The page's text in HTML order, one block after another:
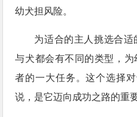
幼犬担风险。
为适合的主人挑选合适
与犬都会有不同的类型，
者的一大任务。这个选择
说，是它迈向成功之路的重